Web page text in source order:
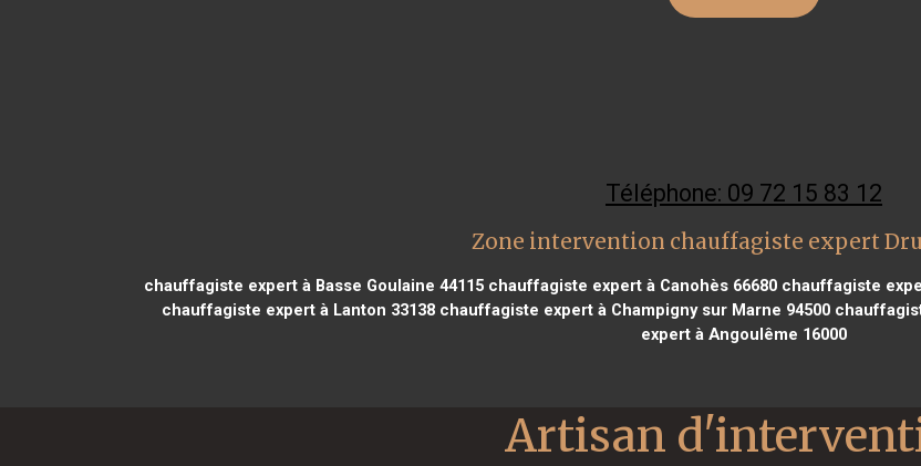
Téléphone: 09 72 15 83 12
Zone intervention chauffagiste expert
chauffagiste expert à Basse Goulaine 44115 chauffagiste expert à Canohès 66680 chauffagiste
chauffagiste expert à Lanton 33138chauffagiste expert à Champigny sur Marne 94500
expert à Angoulême 16000
Artisan